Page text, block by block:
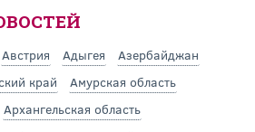
Австрия Адыгея
Азербайджан
край
Амурская область
Архангельская область